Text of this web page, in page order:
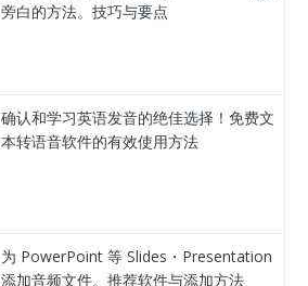
旁白的方法。技巧与要点
确认和学习英语发音的绝佳选择！免费文
本转语音软件的有效使用方法
为 PowerPoint 等 Slides・Presentation
添加音频文件。推荐软件与添加方法